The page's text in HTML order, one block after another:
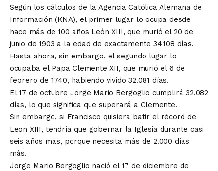
Según los cálculos de la Agencia Católica Alemana de
Información (KNA), el primer lugar lo ocupa desde
hace más de 100 años León XIII, que murió el 20 de
junio de 1903 a la edad de exactamente 34.108 días.
Hasta ahora, sin embargo, el segundo lugar lo
ocupaba el Papa Clemente XII, que murió el 6 de
febrero de 1740, habiendo vivido 32.081 días.
El 17 de octubre Jorge Mario Bergoglio cumplirá 32.082
días, lo que significa que superará a Clemente.
Sin embargo, si Francisco quisiera batir el récord de
Leon XIII, tendría que gobernar la Iglesia durante casi
seis años más, porque necesita más de 2.000 días
más.
Jorge Mario Bergoglio nació el 17 de diciembre de